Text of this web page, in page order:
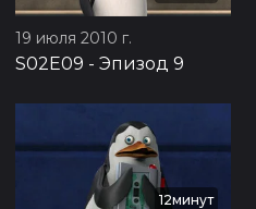
19 июля 2010 г.
S02E09 - Эпизод 9
12минут